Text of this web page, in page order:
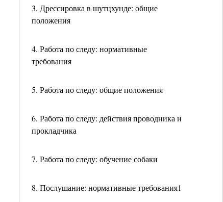
3. Дрессировка в шутцхунде: общие
положения
4. Работа по следу: нормативные
требования
5. Работа по следу: общие положения
6. Работа по следу: действия проводника и
прокладчика
7. Работа по следу: обучение собаки
8. Послушание: нормативные требования1